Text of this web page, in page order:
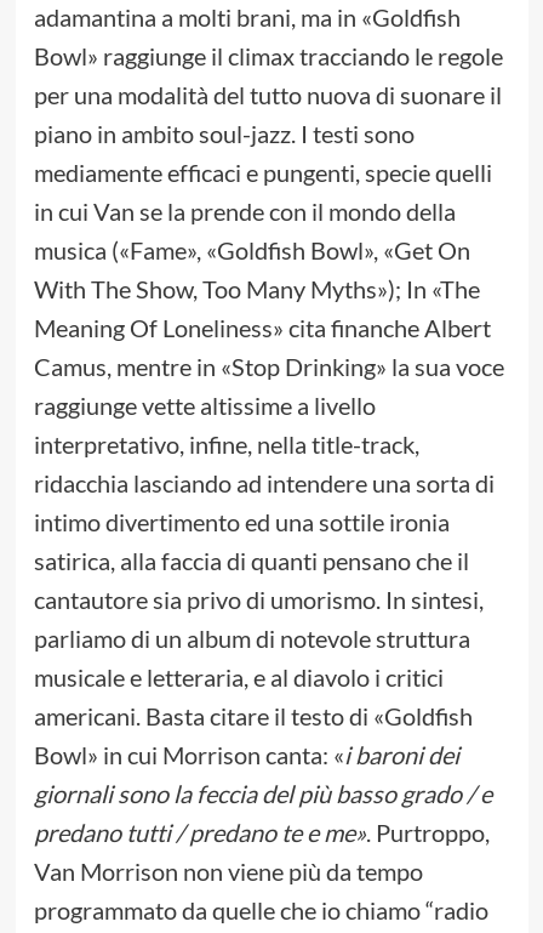
adamantina a molti brani, ma in «Goldfish
Bowl» raggiunge il climax tracciando le regole
per una modalità del tutto nuova di suonare il
piano in ambito soul-jazz. I testi sono
mediamente efficaci e pungenti, specie quelli
in cui Van se la prende con il mondo della
musica («Fame», «Goldfish Bowl», «Get On
With The Show, Too Many Myths»); In «The
Meaning Of Loneliness» cita finanche Albert
Camus, mentre in «Stop Drinking» la sua voce
raggiunge vette altissime a livello
interpretativo, infine, nella title-track,
ridacchia lasciando ad intendere una sorta di
intimo divertimento ed una sottile ironia
satirica, alla faccia di quanti pensano che il
cantautore sia privo di umorismo. In sintesi,
parliamo di un album di notevole struttura
musicale e letteraria, e al diavolo i critici
americani. Basta citare il testo di «Goldfish
Bowl» in cui Morrison canta: «i baroni dei
giornali sono la feccia del più basso grado / e
predano tutti / predano te e me». Purtroppo,
Van Morrison non viene più da tempo
programmato da quelle che io chiamo “radio